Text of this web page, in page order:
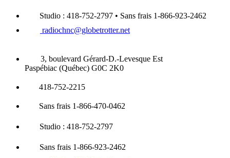
Studio : 418-752-2797 • Sans frais 1-866-923-2462
radiochnc@globetrotter.net
3, boulevard Gérard-D.-Levesque Est
Paspébiac (Québec) G0C 2K0
418-752-2215
Sans frais 1-866-470-0462
Studio : 418-752-2797
Sans frais 1-866-923-2462